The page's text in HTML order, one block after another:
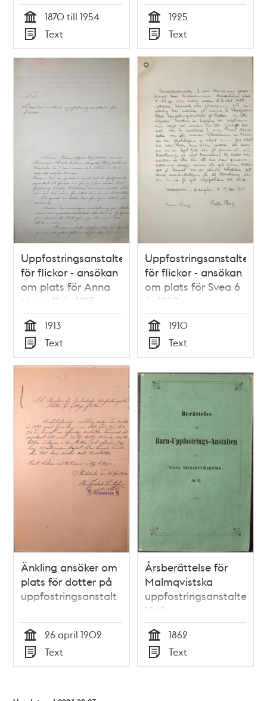
Tid
1870 till 1954
Typ
Text Tid
1925
Typ
Text
Uppfostringsanstalten
för flickor - ansökan
om plats för Anna
Maria 11 år 1913
Tid
1913
Typ
Text
Uppfostringsanstalten
för flickor - ansökan
om plats för Svea 6
år 1910
Tid
1910
Typ
Text
Änkling ansöker om
plats för dotter på
uppfostringsanstalt
Tid
26 april 1902
Typ
Text
Årsberättelse för
Malmqvistska
uppfostringsanstalten
1862
Tid
1862
Typ
Text